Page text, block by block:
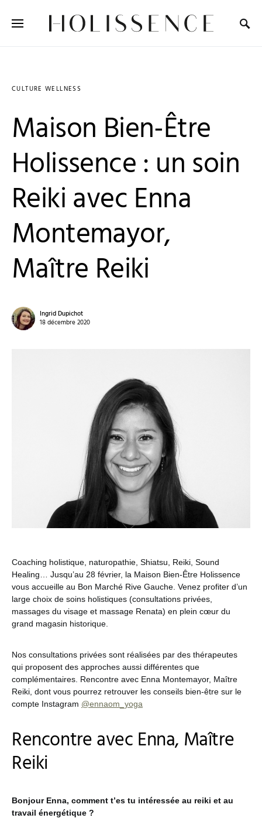
CULTURE WELLNESS
Maison Bien-Être
Holissence : un soin
Reiki avec Enna
Montemayor,
Maître Reiki
Ingrid Dupichot
18 décembre 2020
Coaching holistique, naturopathie, Shiatsu, Reiki, Sound
Healing… Jusqu’au 28 février, la Maison Bien-Être Holissence
vous accueille au Bon Marché Rive Gauche. Venez profiter d’un
large choix de soins holistiques (consultations privées,
massages du visage et massage Renata) en plein cœur du
grand magasin historique.
Nos consultations privées sont réalisées par des thérapeutes
qui proposent des approches aussi différentes que
complémentaires. Rencontre avec Enna Montemayor, Maître
Reiki, dont vous pourrez retrouver les conseils bien-être sur le
compte Instagram @ennaom_yoga
Rencontre avec Enna, Maître
Reiki
Bonjour Enna, comment t’es tu intéressée au reiki et au
travail énergétique ?